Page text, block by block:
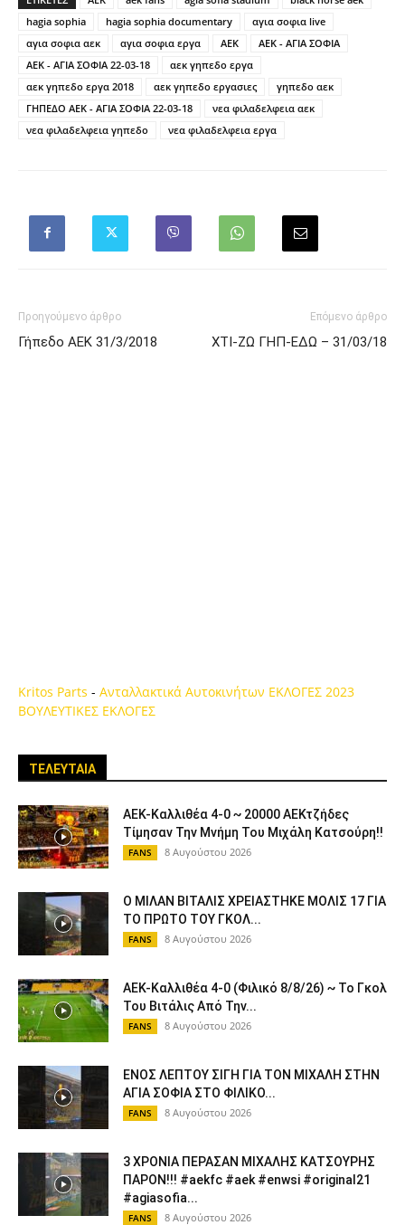
hagia sophia
hagia sophia documentary
αγια σοφια live
αγια σοφια αεκ
αγια σοφια εργα ΑΕΚ
ΑΕΚ - ΑΓΙΑ ΣΟΦΙΑ
ΑΕΚ - ΑΓΙΑ ΣΟΦΙΑ 22-03-18
αεκ γηπεδο εργα
αεκ γηπεδο εργα 2018
αεκ γηπεδο εργασιες
γηπεδο αεκ
ΓΗΠΕΔΟ ΑΕΚ - ΑΓΙΑ ΣΟΦΙΑ 22-03-18
νεα φιλαδελφεια αεκ
νεα φιλαδελφεια γηπεδο
νεα φιλαδελφεια εργα
Προηγούμενο άρθρο
Γήπεδο ΑΕΚ 31/3/2018
Επόμενο άρθρο
ΧΤΙ-ΖΩ ΓΗΠ-ΕΔΩ – 31/03/18
Kritos Parts - Ανταλλακτικά Αυτοκινήτων ΕΚΛΟΓΕΣ 2023
ΒΟΥΛΕΥΤΙΚΕΣ ΕΚΛΟΓΕΣ
ΤΕΛΕΥΤΑΙΑ
ΑΕΚ-Καλλιθέα 4-0 ~ 20000 ΑΕΚτζήδες
Τίμησαν Την Μνήμη Του Μιχάλη Κατσούρη!!
FANS 8 Αυγούστου 2026
Ο ΜΙΛΑΝ ΒΙΤΑΛΙΣ ΧΡΕΙΑΣΤΗΚΕ ΜΟΛΙΣ 17 ΓΙΑ
ΤΟ ΠΡΩΤΟ ΤΟΥ ΓΚΟΛ...
FANS 8 Αυγούστου 2026
ΑΕΚ-Καλλιθέα 4-0 (Φιλικό 8/8/26) ~ Το Γκολ
Του Βιτάλις Από Την...
FANS 8 Αυγούστου 2026
ΕΝΟΣ ΛΕΠΤΟΥ ΣΙΓΗ ΓΙΑ ΤΟΝ ΜΙΧΑΛΗ ΣΤΗΝ
ΑΓΙΑ ΣΟΦΙΑ ΣΤΟ ΦΙΛΙΚΟ...
FANS 8 Αυγούστου 2026
3 ΧΡΟΝΙΑ ΠΕΡΑΣΑΝ ΜΙΧΑΛΗΣ ΚΑΤΣΟΥΡΗΣ
ΠΑΡΟΝ!!! #aekfc #aek #enwsi #original21
#agiasofia...
FANS 8 Αυγούστου 2026